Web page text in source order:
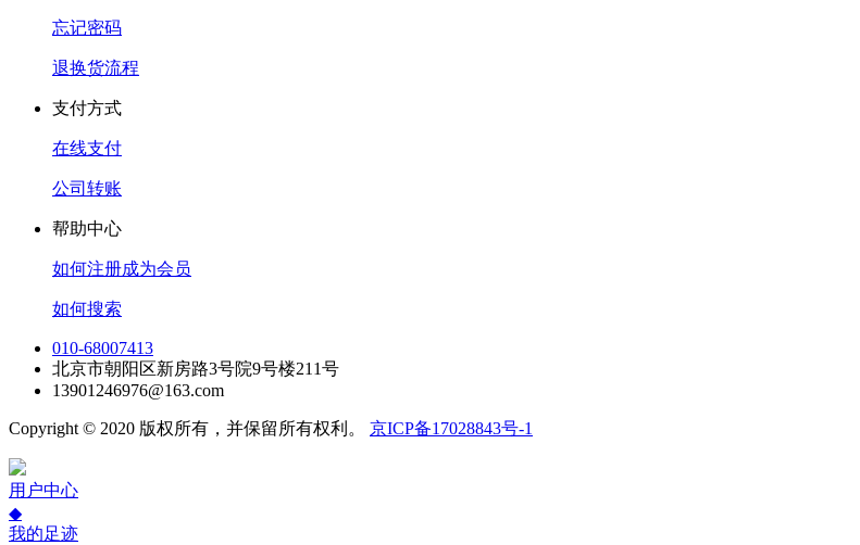
忘记密码
退换货流程
支付方式
在线支付
公司转账
帮助中心
如何注册成为会员
如何搜索
010-68007413
北京市朝阳区新房路3号院9号楼211号
13901246976@163.com
Copyright © 2020 版权所有，并保留所有权利。 京ICP备17028843号-1
用户中心
◆
我的足迹